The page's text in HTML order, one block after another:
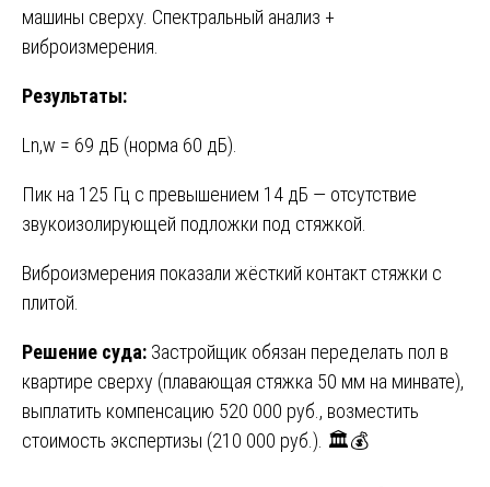
машины сверху. Спектральный анализ +
виброизмерения.
Результаты:
Ln,w = 69 дБ (норма 60 дБ).
Пик на 125 Гц с превышением 14 дБ — отсутствие
звукоизолирующей подложки под стяжкой.
Виброизмерения показали жёсткий контакт стяжки с
плитой.
Решение суда: Застройщик обязан переделать пол в
квартире сверху (плавающая стяжка 50 мм на минвате),
выплатить компенсацию 520 000 руб., возместить
стоимость экспертизы (210 000 руб.). 🏛️💰